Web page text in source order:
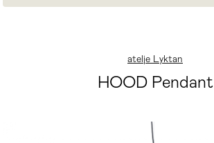
atelje Lyktan
HOOD Pendant